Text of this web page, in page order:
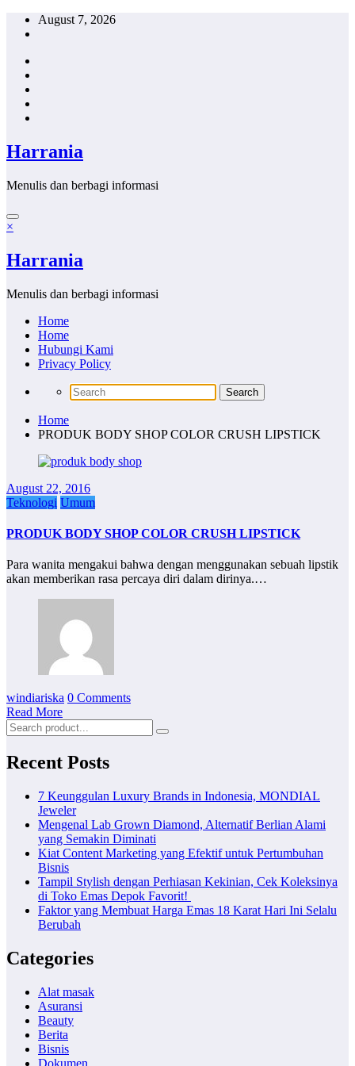
Skip
August 7, 2026
Harrania
Menulis dan berbagi informasi
×
Harrania
Menulis dan berbagi informasi
Home
Home
Hubungi Kami
Privacy Policy
Home
PRODUK BODY SHOP COLOR CRUSH LIPSTICK
August 22, 2016
Teknologi Umum
PRODUK BODY SHOP COLOR CRUSH LIPSTICK
Para wanita mengakui bahwa dengan menggunakan sebuah lipstik
akan memberikan rasa percaya diri dalam dirinya.…
windiariska 0 Comments
Read More
Recent Posts
7 Keunggulan Luxury Brands in Indonesia, MONDIAL
Jeweler
Mengenal Lab Grown Diamond, Alternatif Berlian Alami
yang Semakin Diminati
Kiat Content Marketing yang Efektif untuk Pertumbuhan
Bisnis
Tampil Stylish dengan Perhiasan Kekinian, Cek Koleksinya
di Toko Emas Depok Favorit!
Faktor yang Membuat Harga Emas 18 Karat Hari Ini Selalu
Berubah
Categories
Alat masak
Asuransi
Beauty
Berita
Bisnis
Dokumen